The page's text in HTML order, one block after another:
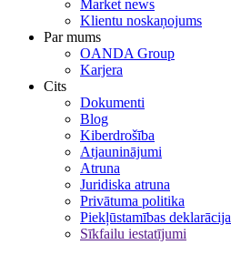
Market news
Klientu noskaņojums
Par mums
OANDA Group
Karjera
Cits
Dokumenti
Blog
Kiberdrošība
Atjauninājumi
Atruna
Juridiska atruna
Privātuma politika
Piekļūstamības deklarācija
Sīkfailu iestatījumi